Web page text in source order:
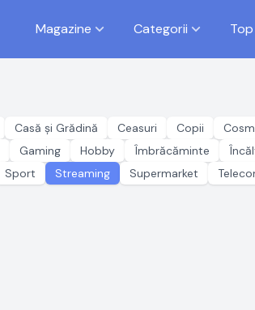
Magazine Categorii
Casă și Grădină Ceasuri Copii
Gaming Hobby Îmbrăcăminte
Sport Streaming Supermarket